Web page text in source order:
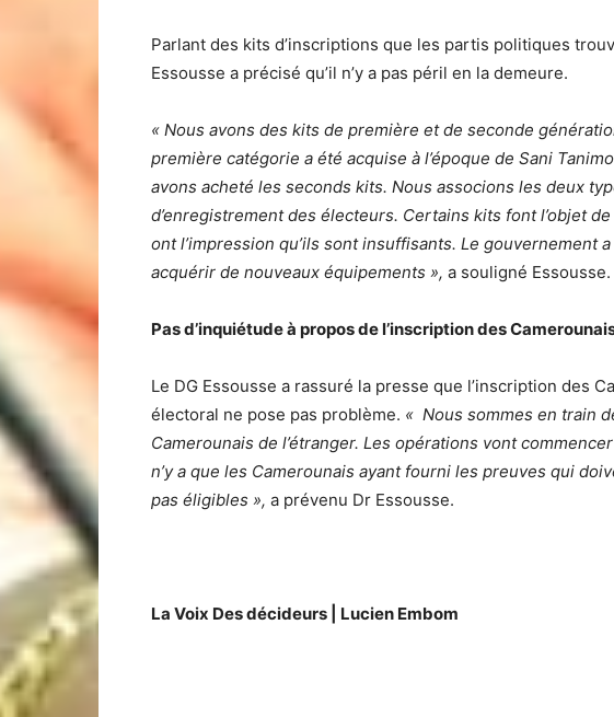
Parlant des kits d’inscriptions que les partis politiques
Essousse a précisé qu’il n’y a pas péril en la demeure.
« Nous avons des kits de première et de seconde
première catégorie a été acquise à l’époque de Sani
avons acheté les seconds kits. Nous associons les deux
d’enregistrement des électeurs. Certains kits font l’objet
ont l’impression qu’ils sont insuffisants. Le gouvernement
acquérir de nouveaux équipements », a souligné Essousse.
Pas d’inquiétude à propos de l’inscription des
Le DG Essousse a rassuré la presse que l’inscription des
électoral ne pose pas problème. « Nous sommes en train
Camerounais de l’étranger. Les opérations vont
n’y a que les Camerounais ayant fourni les preuves qui
pas éligibles », a prévenu Dr Essousse.
La Voix Des décideurs | Lucien Embom